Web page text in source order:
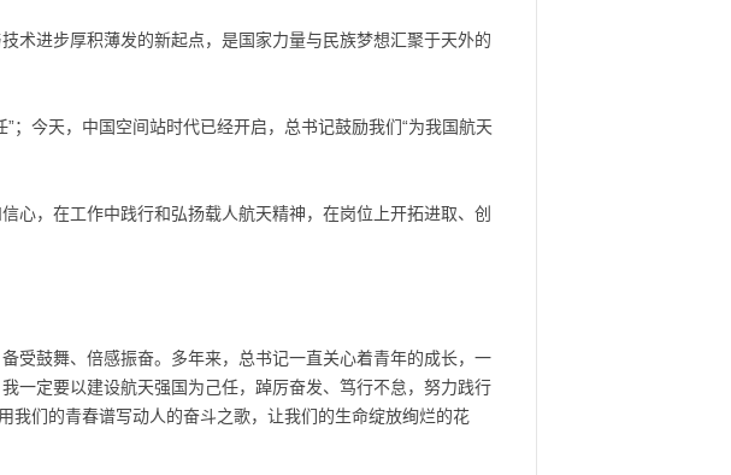
术进步厚积薄发的新起点，是国家力量与民族梦想汇聚于天外的
；今天，中国空间站时代已经开启，总书记鼓励我们“为我国航天
心，在工作中践行和弘扬载人航天精神，在岗位上开拓进取、创
受鼓舞、倍感振奋。多年来，总书记一直关心着青年的成长，一
一定要以建设航天强国为己任，踔厉奋发、笃行不怠，努力践行
我们的青春谱写动人的奋斗之歌，让我们的生命绽放绚烂的花